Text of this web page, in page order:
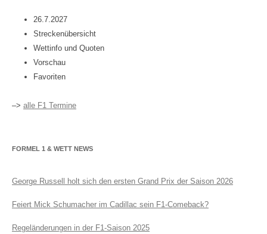
26.7.2027
Streckenübersicht
Wettinfo und Quoten
Vorschau
Favoriten
–> alle F1 Termine
FORMEL 1 & WETT NEWS
George Russell holt sich den ersten Grand Prix der Saison 2026
Feiert Mick Schumacher im Cadillac sein F1-Comeback?
Regeländerungen in der F1-Saison 2025